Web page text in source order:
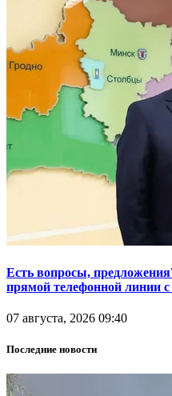
Есть вопросы,
прямой телефонной линии
07 августа, 2026 09:40
Последние новости